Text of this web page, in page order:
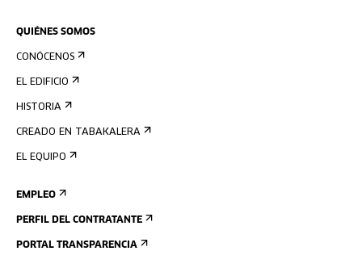
QUIÉNES SOMOS
CONÓCENOS
EL EDIFICIO
HISTORIA
CREADO EN TABAKALERA
EL EQUIPO
EMPLEO
PERFIL DEL CONTRATANTE
PORTAL TRANSPARENCIA